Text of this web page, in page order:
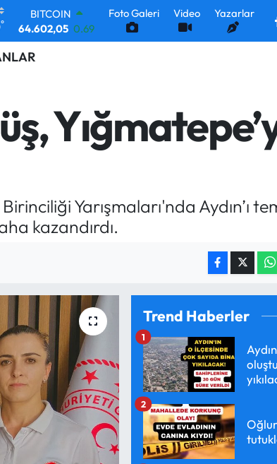
°
64.602,05
DOLAR
47,5986 0.06
GRAM ALTIN
6513.94 0.32
BİST100
Foto Galeri Video Yazarlar
Yarışmaları'nda Aydın’ı
kazandırdı.
Trend Haberler
1
2